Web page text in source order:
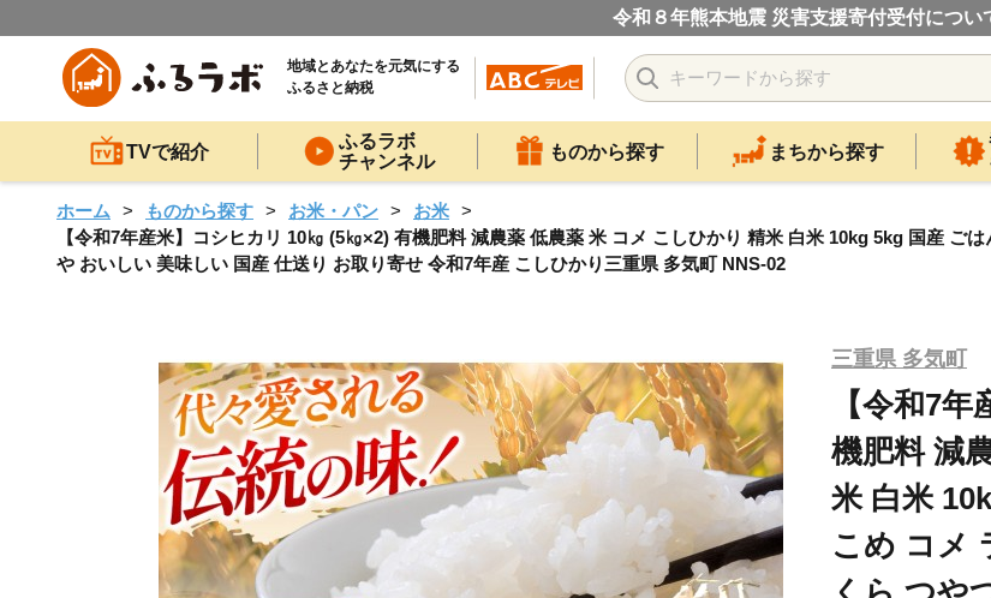
令和８年熊本地震 災害支援寄付受付につい
地域とあなたを元気にする
ふるさと納税
TVで紹介
ふるラボ
チャンネル
ものから探す まちから探す
ホーム ものから探す お米・パン
お米
【令和7年産米】コシヒカリ 10㎏ (5㎏×2) 有機肥料 減農薬 低農薬 米 コメ こしひかり 精米 白米 10kg 5kg 国産 ご
や おいしい 美味しい 国産 仕送り お取り寄せ 令和7年産 こしひかり三重県 多気町 NNS-02
三重県 多気町
【令和7
機肥料 減
米 白米
こめ コメ